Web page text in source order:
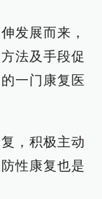
发展而来，
法及手段促
一门康复医
，积极主动
性康复也是